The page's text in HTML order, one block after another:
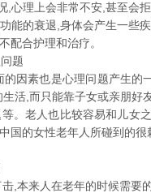
,心理上会非常不安,甚至会
能的衰退,身体会产生一些
配合护理和治疗。
题
因素也是心理问题产生的
活,而只能靠子女或亲朋好
。老人也比较容易和儿女
国的女性老年人所碰到的
,本来人在老年的时候需要